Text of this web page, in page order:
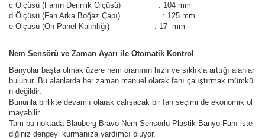
c Ölçüsü (Fanın Derinlik Ölçüsü) : 104 mm
d Ölçüsü (Fan Arka Boğaz Çapı) : 125 mm
e Ölçüsü (Ön Panel Kalınlığı) : 17 mm
Nem Sensörü ve Zaman Ayarı ile Otomatik Kontrol
Banyolar başta olmak üzere nem oranının hızlı ve sıklıkla arttığı alanlar
bulunur. Bu alanlarda her zaman manuel olarak fanı çalıştırmak mümkü
n değildir.
Bununla birlikte devamlı olarak çalışacak bir fan seçimi de ekonomik ol
mayabilir.
Tam bu noktada Blauberg Bravo Nem Sensörlü Plastik Banyo Fanı iste
diğiniz dengeyi kurmanıza yardımcı oluyor.